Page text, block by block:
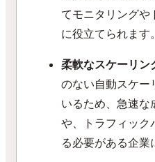
てモニタリングや
に役立てられます。
柔軟なスケーリン
のない自動スケー
いるため、急速な
や、トラフィック
る必要がある企業